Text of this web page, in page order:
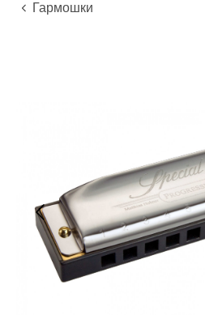
Духовые
Губные гармошки и мелодики
Инструменты
Гармошки